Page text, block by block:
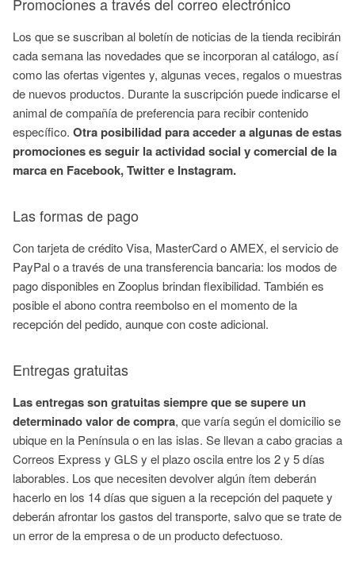
Los que se suscriban al boletín de noticias de la tienda recibirán
cada semana las novedades que se incorporan al catálogo, así
como las ofertas vigentes y, algunas veces, regalos o muestras
de nuevos productos. Durante la suscripción puede indicarse el
animal de compañía de preferencia para recibir contenido
específico. Otra posibilidad para acceder a algunas de estas
promociones es seguir la actividad social y comercial de la
marca en Facebook, Twitter e Instagram.
Las formas de pago
Con tarjeta de crédito Visa, MasterCard o AMEX, el servicio de
PayPal o a través de una transferencia bancaria: los modos de
pago disponibles en Zooplus brindan flexibilidad. También es
posible el abono contra reembolso en el momento de la
recepción del pedido, aunque con coste adicional.
Entregas gratuitas
Las entregas son gratuitas siempre que se supere un
determinado valor de compra, que varía según el domicilio se
ubique en la Península o en las islas. Se llevan a cabo gracias a
Correos Express y GLS y el plazo oscila entre los 2 y 5 días
laborables. Los que necesiten devolver algún ítem deberán
hacerlo en los 14 días que siguen a la recepción del paquete y
deberán afrontar los gastos del transporte, salvo que se trate de
un error de la empresa o de un producto defectuoso.